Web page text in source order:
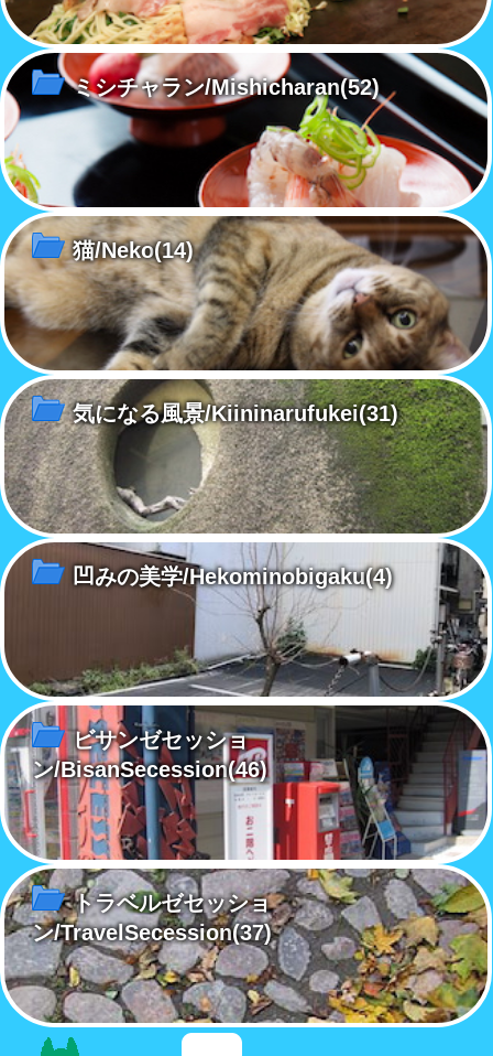
ミシチャラン/Mishicharan(52)
猫/Neko(14)
気になる風景/Kiininarufukei(31)
凹みの美学/Hekominobigaku(4)
ビサンゼセッショ
ン/BisanSecession(46)
トラベルゼセッショ
ン/TravelSecession(37)